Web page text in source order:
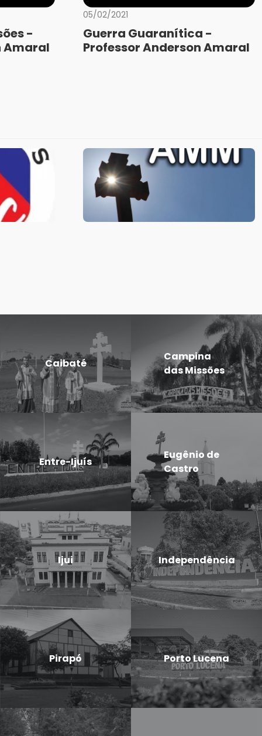
-
Amaral
05/02/2021
Guerra Guaranítica -
Professor Anderson Amaral
Caibaté
Campina
das Missões
Entre-Ijuís
Eugênio de
Castro
Ijui Independência
Pirapó Porto Lucena